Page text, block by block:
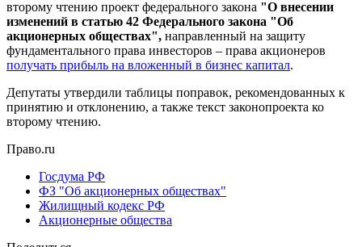
второму чтению проект федерального закона "О внесении
изменений в статью 42 Федерального закона "Об
акционерных обществах", направленный на защиту
фундаментального права инвесторов – права акционеров
получать прибыль на вложенный в бизнес капитал.
Депутаты утвердили таблицы поправок, рекомендованных к
принятию и отклонению, а также текст законопроекта ко
второму чтению.
Право.ru
Госдума РФ
ФЗ "Об акционерных обществах"
Жилищный кодекс РФ
Акционерные общества